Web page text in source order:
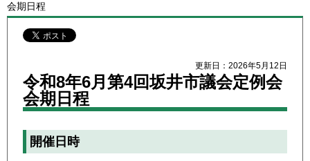
会期日程
更新日：2026年5月12日
令和8年6月第4回坂井市議会定例会
会期日程
開催日時